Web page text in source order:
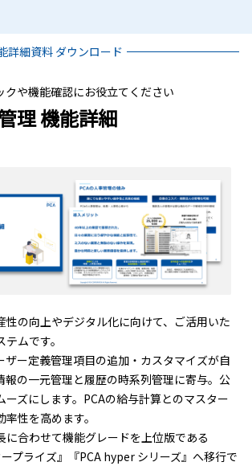
詳細資料 ダウンロード
クや機能確認にお役立てください
理 機能詳細
性の向上やデジタル化に向けて、ご活用いた
ムです。
ザー定義管理項目の追加・カスタマイズが自
報の一元管理と履歴の時系列管理に寄与。公
ーズにします。PCAの給与計算とのマスター
性を高めます。
に合わせて機能グレードを上位版である
ープライズ』『PCA hyper シリーズ』へ移行で